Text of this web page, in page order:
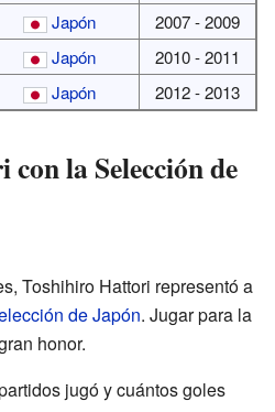
Japón
2007 - 2009
Japón
2010 - 2011
Japón 2012 - 2013
la Selección de
Toshihiro Hattori representó a
de Japón. Jugar para la
honor.
jugó y cuántos goles